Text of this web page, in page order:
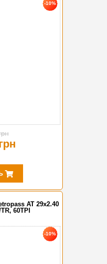
-10%
AT 29x2.40
60TPI
-10%